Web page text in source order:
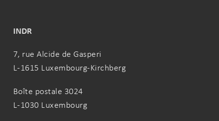
INDR
7, rue Alcide de Gasperi
L-1615 Luxembourg-Kirchberg
Boîte postale 3024
L-1030 Luxembourg